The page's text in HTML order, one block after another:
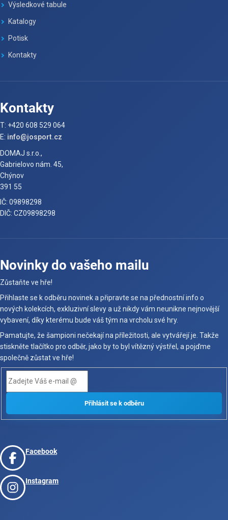
Výsledkové tabule
Katalogy
Potisk
Kontakty
Kontakty
T: +420 608 529 064
E: info@josport.cz
DOMAJ s.r.o.,
Gabrielovo nám. 45,
Chýnov
391 55
IČ: 09898298
DIČ: CZ09898298
Novinky do vašeho mailu
Zůstaňte ve hře!
Přihlaste se k odběru novinek a připravte se na přednostní info o
nových kolekcích, exkluzivní slevy a už nikdy vám neunikne nejnovější
vybavení, díky kterému bude váš tým na vrcholu své hry.
Pamatujte, že šampioni nečekají na příležitosti, ale vytvářejí je. Takže
stiskněte tlačítko pro odběr, jako by to byl vítězný výstřel, a pojďme
společně zůstat ve hře!
Facebook
Instagram